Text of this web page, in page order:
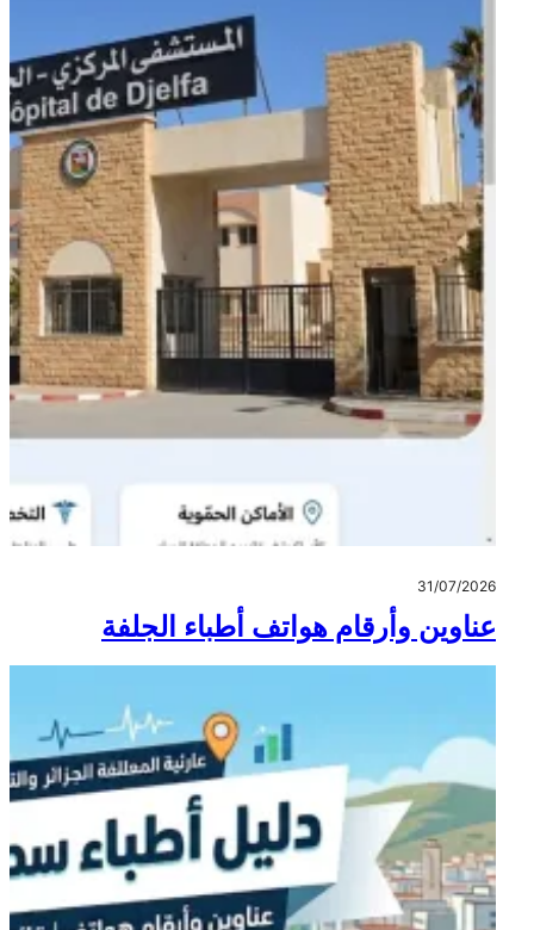
31/07/2026
عناوين وأرقام هواتف أطباء الجلفة